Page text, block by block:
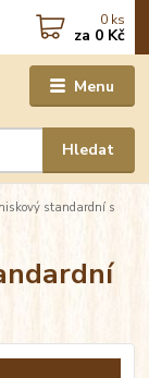
Menu
Hledat
0 ks
za 0 Kč
standardní s